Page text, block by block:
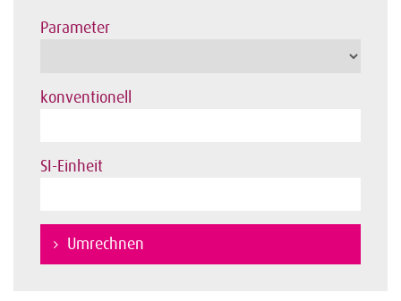
Parameter
konventionell
SI-Einheit
Umrechnen